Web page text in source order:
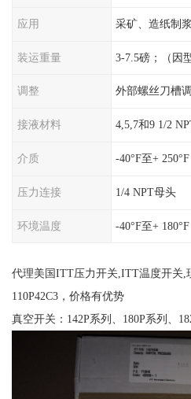
应用
装运重量 3-7.5磅；（因
调整 外部螺丝刀槽
接液材料 4,5,7和9 1/2
介质 -40°F至+ 250°F
压力连接 1/4 NPT母头
环境温度 -40°F至+ 180°F
代理美国ITT压力开关,ITT温度开关,
110P42C3，价格有优势
真空开关：142P系列、180P系列、